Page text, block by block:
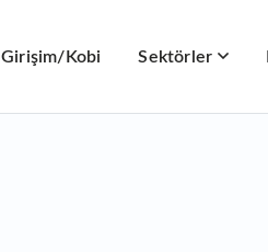
Girişim/Kobi Sektörler